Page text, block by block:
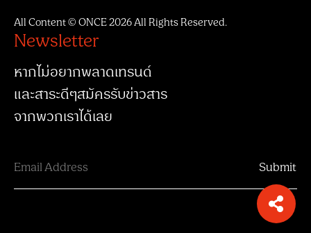
All Content © ONCE 2026 All Rights Reserved.
Newsletter
หากไม่อยากพลาดเทรนด์
และสาระดีๆสมัครรับข่าวสาร
จากพวกเราได้เลย